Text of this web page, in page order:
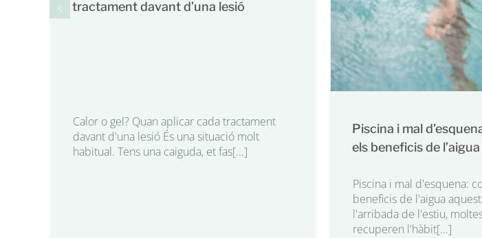
tractament davant d’una lesió
Calor o gel? Quan aplicar cada tractament
davant d'una lesió És una situació molt
habitual. Tens una caiguda, et fas[...]
Piscina i mal
els beneficis de
Piscina i mal d'esquena:
beneficis de l'aigua
l'arribada de l'estiu,
recuperen l'hàbit[...]